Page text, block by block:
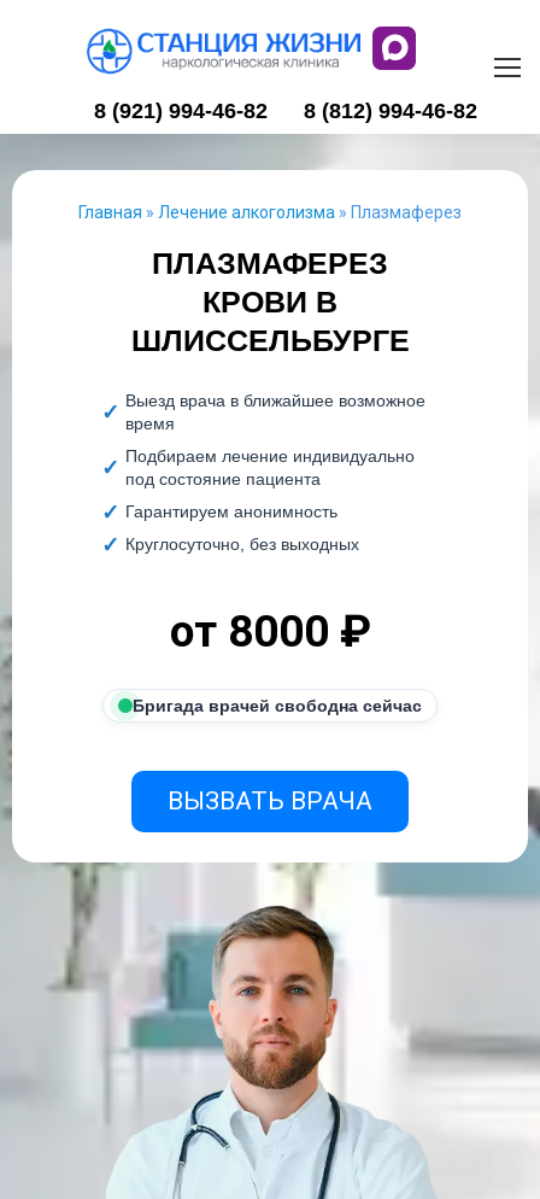
8 (921) 994-46-82 8 (812) 994-46-82
Главная » Лечение алкоголизма » Плазмаферез
ПЛАЗМАФЕРЕЗ
КРОВИ В
ШЛИССЕЛЬБУРГЕ
Выезд врача в ближайшее возможное
время
Подбираем лечение индивидуально
под состояние пациента
Гарантируем анонимность
Круглосуточно, без выходных
от 8000 ₽
Бригада врачей свободна сейчас
ВЫЗВАТЬ ВРАЧА